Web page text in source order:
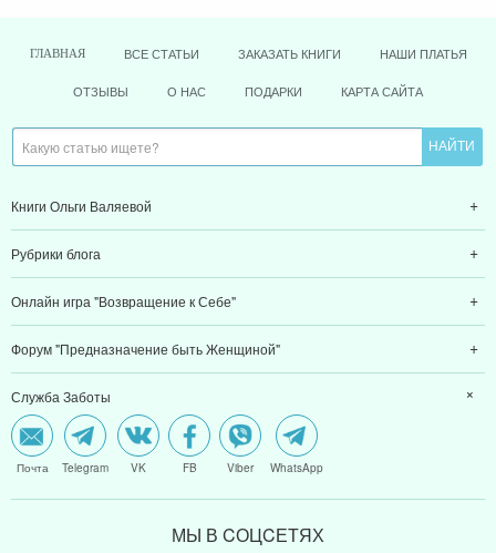
ГЛАВНАЯ ВСЕ СТАТЬИ ЗАКАЗАТЬ КНИГИ НАШИ ПЛАТЬЯ
ОТЗЫВЫ О НАС ПОДАРКИ КАРТА САЙТА
Книги Ольги Валяевой
Рубрики блога
Онлайн игра "Возвращение к Себе"
Форум "Предназначение быть Женщиной"
Служба Заботы
Почта Telegram VK FB Viber WhatsApp
МЫ В CОЦCЕТЯХ